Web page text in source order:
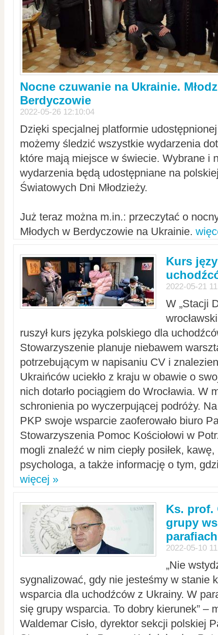
Nocne czuwanie na Ukrainie.
Berdyczowie
2022-05-26 12:10:04
Dzięki specjalnej platformie
możemy śledzić wszystkie wydarzenia
które mają miejsce w świecie. Wybrane i
wydarzenia będą udostępniane na
Światowych Dni Młodzieży.
Już teraz można m.in.: przeczytać o
Młodych w Berdyczowie na Ukrainie.
Kurs
2022-05-21
W „Stacji
ruszył kurs języka polskiego dla
Stowarzyszenie planuje niebawem
potrzebującym w napisaniu CV i
Ukraińców uciekło z kraju w obawie o
nich dotarło pociągiem do Wrocławia. W
schronienia po wyczerpującej podróży.
PKP swoje wsparcie zaoferowało biuro
Stowarzyszenia Pomoc Kościołowi w
mogli znaleźć w nim ciepły posiłek,
psychologa, a także informację o tym,
więcej »
Ks. prof.
grupy
parafiach
2022-05-10
„Nie
sygnalizować, gdy nie jesteśmy w stanie
wsparcia dla uchodźców z Ukrainy. W
się grupy wsparcia. To dobry kierunek” –
Waldemar Cisło, dyrektor sekcji polskiej